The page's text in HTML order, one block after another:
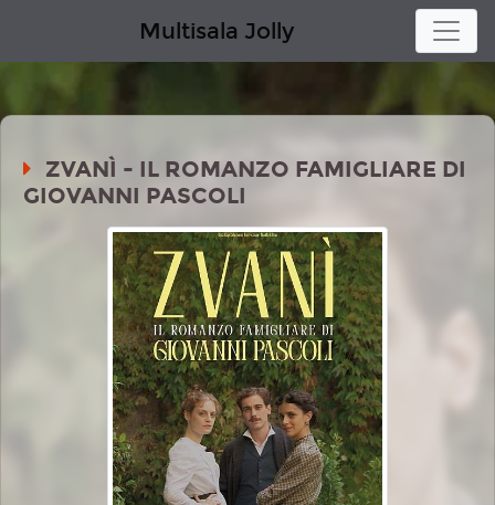
Multisala Jolly
ZVANÌ - IL ROMANZO FAMIGLIARE DI
GIOVANNI PASCOLI